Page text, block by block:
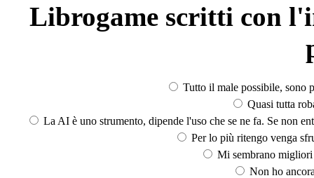
Librogame scritti con
Tutto il male possibile, sono
Quasi tutta
La AI è uno strumento, dipende l'uso che se ne fa. Se non
Per lo più ritengo venga
Mi sembrano
Non ho